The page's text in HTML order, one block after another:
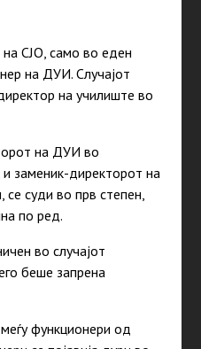
СЈО, само во еден
на ДУИ. Случајот
на училиште во
на ДУИ во
заменик-директорот на
се суди во прв степен,
по ред.
во случајот
беше запрена
функционери од